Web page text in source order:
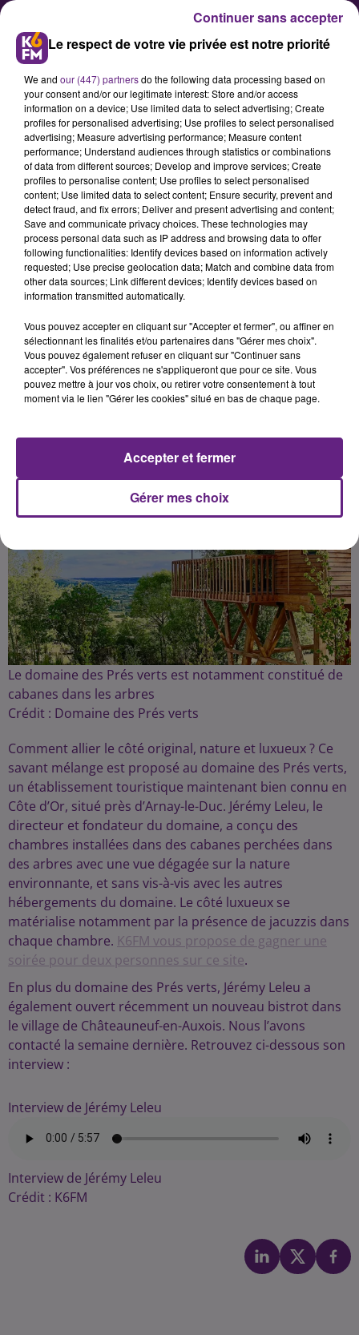
Découvrez le domaine des Prés
verts
Le domaine des Prés verts, situé
près d’Arnay-le-Duc, en Côte d’Or,
propose des hébergements
insolites mais luxueux en pleine
Jérémy Leleu, le fondateur du
domaine.
Publié : 4 juillet 2021 à 15h00 par Fabrice Aubry
Le domaine des Prés verts est notamment constitué de
cabanes dans les arbres
Crédit : Domaine des Prés verts
Comment allier le côté original, nature et luxueux ? Ce
savant mélange est proposé au domaine des Prés verts,
un établissement touristique maintenant bien connu en
Côte d’Or, situé près d’Arnay-le-Duc. Jérémy Leleu, le
directeur et fondateur du domaine, a conçu des
chambres installées dans des cabanes perchées dans
des arbres avec une vue dégagée sur la nature
environnante, et sans vis-à-vis avec les autres
hébergements du domaine. Le côté luxueux se
matérialise notamment par la présence de jacuzzis dans
chaque chambre. K6FM vous propose de gagner une
soirée pour deux personnes sur ce site.
En plus du domaine des Prés verts, Jérémy Leleu a
également ouvert récemment un nouveau bistrot dans
le village de Châteauneuf-en-Auxois. Nous l’avons
contacté la semaine dernière. Retrouvez ci-dessous son
interview :
Interview de Jérémy Leleu
Interview de Jérémy Leleu
Crédit : K6FM
Le respect de votre vie privée est notre priorité
We and our (447) partnersdo the following data processing based on
your consent and/or our legitimate interest: Store and/or access
information on a device; Use limited data to select advertising; Create
profiles for personalised advertising; Use profiles to select personalised
advertising; Measure advertising performance; Measure content
performance; Understand audiences through statistics or combinations
of data from different sources; Develop and improve services; Create
profiles to personalise content; Use profiles to select personalised
content; Use limited data to select content; Ensure security, prevent and
detect fraud, and fix errors; Deliver and present advertising and content;
Save and communicate privacy choices. These technologies may
process personal data such as IP address and browsing data to offer
following functionalities: Identify devices based on information actively
requested; Use precise geolocation data; Match and combine data from
other data sources; Link different devices; Identify devices based on
information transmitted automatically.
Vous pouvez accepter en cliquant sur "Accepter et fermer", ou affiner en
sélectionnant les finalités et/ou partenaires dans "Gérer mes choix".
Vous pouvez également refuser en cliquant sur "Continuer sans
accepter". Vos préférences ne s'appliqueront que pour ce site. Vous
pouvez mettre à jour vos choix, ou retirer votre consentement à tout
moment via le lien "Gérer les cookies" situé en bas de chaque page.
Gérer mes choix
Accepter et fermer
Continuer sans accepter